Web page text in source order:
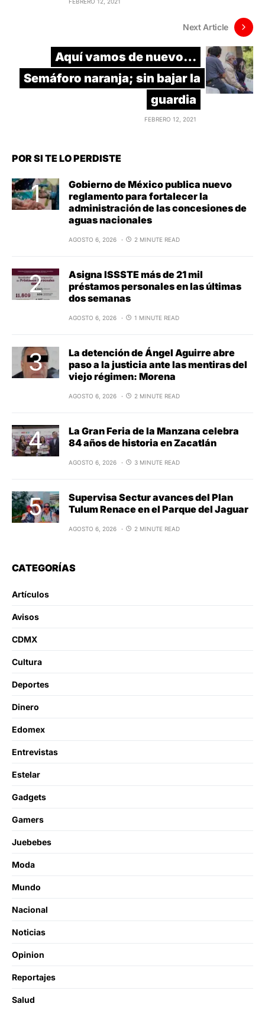
Next Article
Aquí vamos de nuevo…
Semáforo naranja; sin bajar la
guardia
FEBRERO 12, 2021
POR SI TE LO PERDISTE
Gobierno de México publica nuevo
reglamento para fortalecer la
administración de las concesiones de
aguas nacionales
AGOSTO 6, 2026 2 MINUTE READ
Asigna ISSSTE más de 21 mil
préstamos personales en las últimas
dos semanas
AGOSTO 6, 2026 1 MINUTE READ
La detención de Ángel Aguirre abre
paso a la justicia ante las mentiras del
viejo régimen: Morena
AGOSTO 6, 2026 2 MINUTE READ
La Gran Feria de la Manzana celebra
84 años de historia en Zacatlán
AGOSTO 6, 2026 3 MINUTE READ
Supervisa Sectur avances del Plan
Tulum Renace en el Parque del Jaguar
AGOSTO 6, 2026 2 MINUTE READ
CATEGORÍAS
Artículos
Avisos
CDMX
Cultura
Deportes
Dinero
Edomex
Entrevistas
Estelar
Gadgets
Gamers
Juebebes
Moda
Mundo
Nacional
Noticias
Opinion
Reportajes
Salud